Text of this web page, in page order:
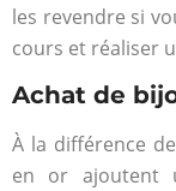
les revendre si
cours et réaliser
Achat de
À la différence
en or ajoutent